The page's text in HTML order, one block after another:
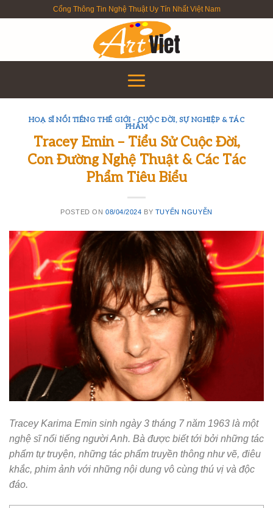
to
Cổng Thông Tin Nghệ Thuật Uy Tín Nhất Việt Nam
HOẠ SĨ NỔI TIẾNG THẾ GIỚI - CUỘC ĐỜI, SỰ NGHIỆP & TÁC
PHẨM
Tracey Emin – Tiểu Sử Cuộc Đời,
Con Đường Nghệ Thuật & Các Tác
Phẩm Tiêu Biểu
POSTED ON 08/04/2024 BY TUYỂN NGUYỄN
Tracey Karima Emin sinh ngày 3 tháng 7 năm 1963 là một
nghệ sĩ nổi tiếng người Anh. Bà được biết tới bởi những tác
phẩm tự truyện, những tác phẩm truyền thông như vẽ, điêu
khắc, phim ảnh với những nội dung vô cùng thú vị và độc
đáo.